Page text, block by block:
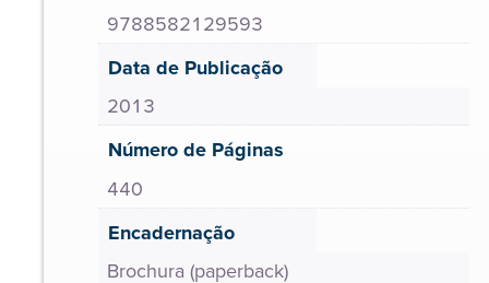
9788582129593
Data de Publicação
2013
Número de Páginas
440
Encadernação
Brochura (paperback)